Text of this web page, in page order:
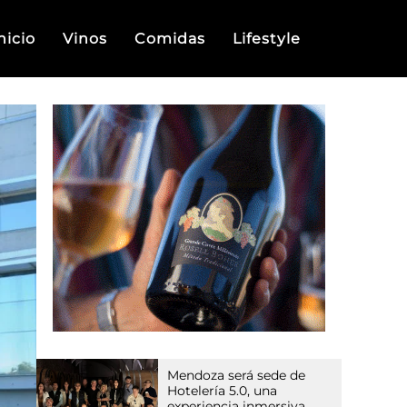
Vinos Comidas Lifestyle
Mendoza será sede de
Hotelería 5.0, una